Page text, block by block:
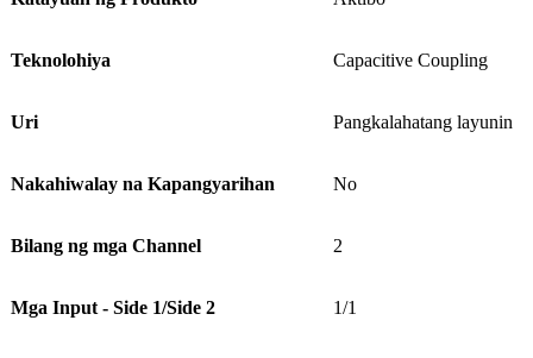
Teknolohiya Capacitive Coupling
Uri Pangkalahatang layunin
Nakahiwalay na Kapangyarihan No
Bilang ng mga Channel 2
Mga Input - Side 1/Side 2 1/1